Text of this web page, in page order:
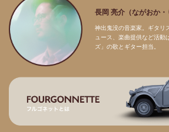
長岡 亮介（ながおか・
神出鬼没の音楽家。ギタリ
ュース、楽曲提供など活動
ズ」の歌とギター担当。